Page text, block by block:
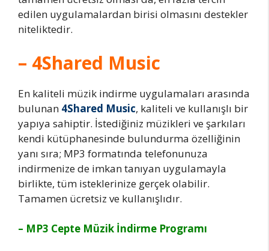
edilen uygulamalardan birisi olmasını destekler
niteliktedir.
– 4Shared Music
En kaliteli müzik indirme uygulamaları arasında
bulunan 4Shared Music, kaliteli ve kullanışlı bir
yapıya sahiptir. İstediğiniz müzikleri ve şarkıları
kendi kütüphanesinde bulundurma özelliğinin
yanı sıra; MP3 formatında telefonunuza
indirmenize de imkan tanıyan uygulamayla
birlikte, tüm isteklerinize gerçek olabilir.
Tamamen ücretsiz ve kullanışlıdır.
– MP3 Cepte Müzik İndirme Programı